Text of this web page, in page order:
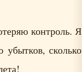
контроль. Я
убытков, сколько